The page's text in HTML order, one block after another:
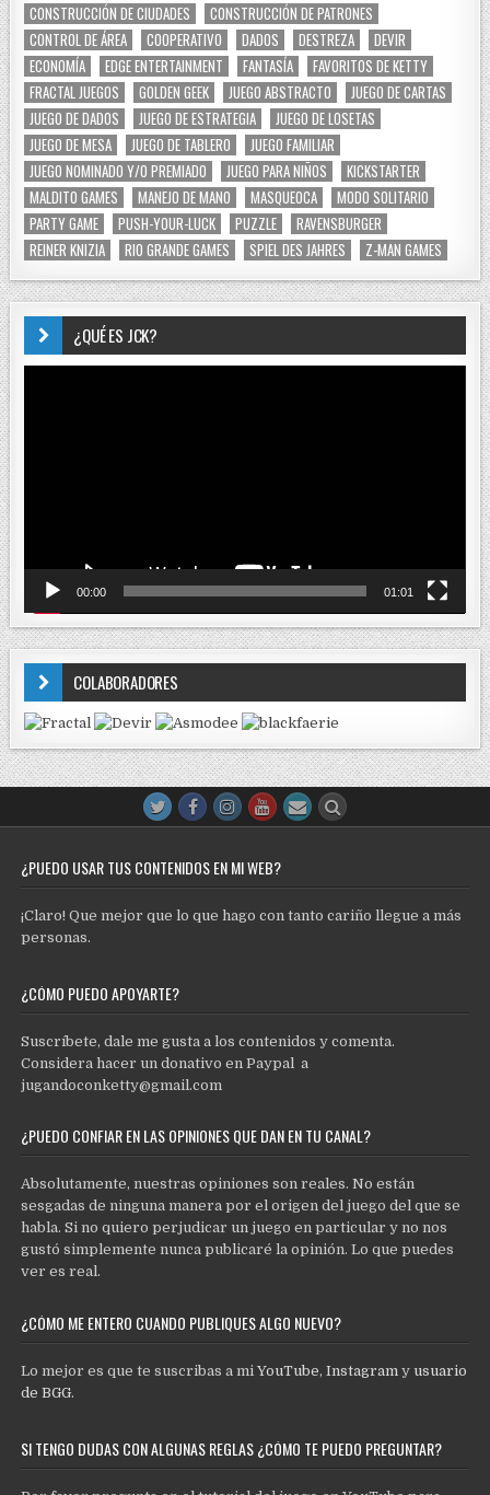
CONSTRUCCIÓN DE CIUDADES
CONSTRUCCIÓN DE PATRONES
CONTROL DE ÁREA
COOPERATIVO DADOS DESTREZA
DEVIR
ECONOMÍA
EDGE ENTERTAINMENT FANTASÍA
FAVORITOS DE KETTY
FRACTAL JUEGOS
GOLDEN GEEK JUEGO ABSTRACTO
JUEGO DE CARTAS
JUEGO DE DADOS
JUEGO DE ESTRATEGIA
JUEGO DE LOSETAS
JUEGO DE MESA
JUEGO DE TABLERO
JUEGO FAMILIAR
JUEGO NOMINADO Y/O PREMIADO
JUEGO PARA NIÑOS
KICKSTARTER
MALDITO GAMES
MANEJO DE MANO MASQUEOCA
MODO SOLITARIO
PARTY GAME
PUSH-YOUR-LUCK PUZZLE
RAVENSBURGER
REINER KNIZIA
RIO GRANDE GAMES SPIEL DES JAHRES Z-MAN GAMES
¿QUÉ ES JCK?
00:00 01:01
COLABORADORES
¿PUEDO USAR TUS CONTENIDOS EN MI WEB?
¡Claro! Que mejor que lo que hago con tanto cariño llegue a más
personas.
¿CÓMO PUEDO APOYARTE?
Suscríbete, dale me gusta a los contenidos y comenta.
Considera hacer un donativo en Paypal a
jugandoconketty@gmail.com
¿PUEDO CONFIAR EN LAS OPINIONES QUE DAN EN TU CANAL?
Absolutamente, nuestras opiniones son reales. No están
sesgadas de ninguna manera por el origen del juego del que se
habla. Si no quiero perjudicar un juego en particular y no nos
gustó simplemente nunca publicaré la opinión. Lo que puedes
ver es real.
¿CÓMO ME ENTERO CUANDO PUBLIQUES ALGO NUEVO?
Lo mejor es que te suscribas a miYouTube,Instagram y usuario
de BGG.
SI TENGO DUDAS CON ALGUNAS REGLAS ¿CÓMO TE PUEDO PREGUNTAR?